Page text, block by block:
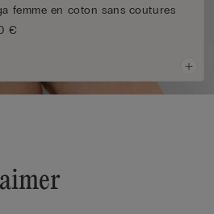
femme en coton sans coutures
€